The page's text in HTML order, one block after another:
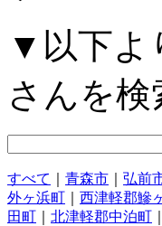
▼以下よ
さんを
すべて 青森市 弘前
外ヶ浜町
西津軽郡鰺
田町
北津軽郡中泊町